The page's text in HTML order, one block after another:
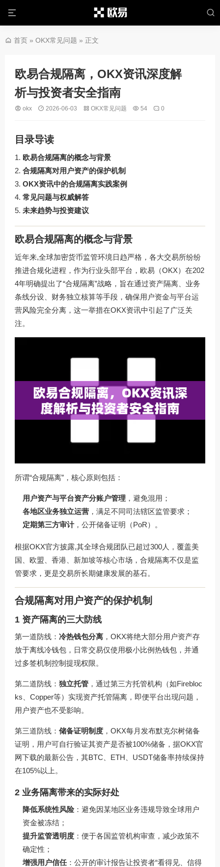
首页 » OKX常见问题 » 正文
欧易合规隔离，OKX资讯深度解
析与投资者安全指南
okx 2026-06-03 OKX常见问题 54 0
目录导读
欧易合规隔离的概念与背景
合规隔离对用户资产的保护机制
OKX资讯中的合规隔离实践案例
常见问题与权威解答
未来趋势与投资建议
欧易合规隔离的概念与背景
近年来,全球加密货币监管环境日趋严格，各大交易所纷纷
推进合规化进程，作为行业头部平台，欧易（OKX）在202
4年明确提出了“合规隔离”战略，旨在通过资产隔离、业务
条线分设、财务独立核算等手段，确保用户资金与平台运
营风险完全分离，这一举措在OKX资讯中引起了广泛关
注。
所谓“合规隔离”，核心原则包括：
用户资产与平台资产分账户管理 ，避免混用；
各地区业务独立运营 ，满足不同司法辖区监管要求；
定期第三方审计，公开储备证明（PoR）。
根据OKX官方披露,其全球合规团队已超过300人，覆盖美
国、欧盟、香港、新加坡等核心市场，合规隔离不仅是监
管要求，更是交易所长期健康发展的基石。
合规隔离对用户资产的保护机制
1 资产隔离的三大防线
第一道防线： 冷热钱包分离 ，OKX将绝大部分用户资产存
放于离线冷钱包，日常交易仅使用极小比例热钱包，并通
过多签机制控制提现权限。
第二道防线： 独立托管 ，通过第三方托管机构（如Firebloc
ks、Copper等）实现资产托管隔离，即便平台出现问题，
用户资产也不受影响。
第三道防线： 储备证明制度 ，OKX每月发布默克尔树储备
证明，用户可自行验证其资产是否被100%储备，据OKX官
网下载的最新公告，其BTC、ETH、USDT储备率持续保持
在105%以上。
2 业务隔离带来的实际好处
降低系统性风险：避免因某地区业务违规导致全球用户
资金被冻结；
提升监管透明度 ：便于各国监管机构审查，减少政策不
确定性；
增强用户信任：公开的审计报告让投资者“看得见、信得